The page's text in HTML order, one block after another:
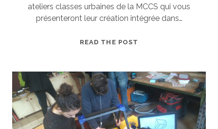
ateliers classes urbaines de la MCCS qui vous
présenteront leur création intégrée dans…
READ THE POST
URBAINES
RÉACTIONS
EN
CHAINE